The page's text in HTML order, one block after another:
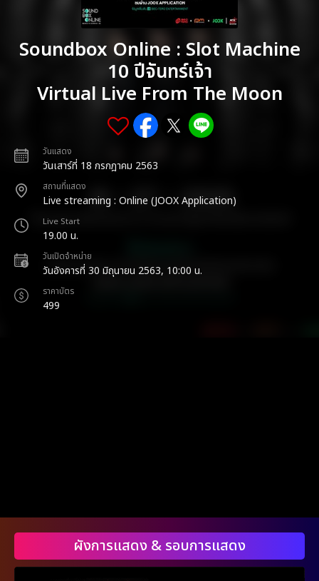
Soundbox Online : Slot Machine
10 ปีจันทร์เจ้า
Virtual Live From The Moon
วันแสดง
วันเสาร์ที่ 18 กรกฎาคม 2563
สถานที่แสดง
Live streaming : Online (JOOX Application)
Live Start
19.00 น.
วันเปิดจำหน่าย
วันอังคารที่ 30 มิถุนายน 2563, 10:00 น.
ราคาบัตร
499
ผังการแสดง & รอบการแสดง